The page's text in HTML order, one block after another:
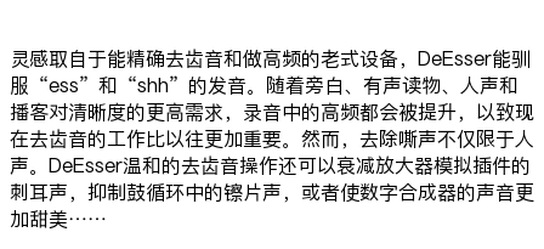
灵感取自于能精确去齿音和做高频的老式设备，DeEsser能驯
服“ess”和“shh”的发音。随着旁白、有声读物、人声和
播客对清晰度的更高需求，录音中的高频都会被提升，以致现
在去齿音的工作比以往更加重要。然而，去除嘶声不仅限于人
声。DeEsser温和的去齿音操作还可以衰减放大器模拟插件的
刺耳声，抑制鼓循环中的镲片声，或者使数字合成器的声音更
加甜美……